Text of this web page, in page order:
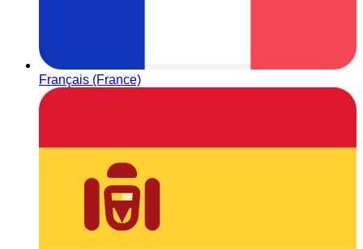
Français (France)